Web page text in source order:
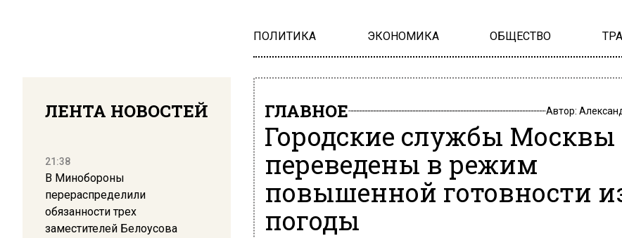
ПОЛИТИКА ЭКОНОМИКА ОБЩЕСТВО
ЛЕНТА НОВОСТЕЙ
21:38
В Минобороны
перераспределили
обязанности трех
заместителей Белоусова
ГЛАВНОЕ Автор:
Городские службы Москвы
переведены в режим
повышенной готовности
погоды